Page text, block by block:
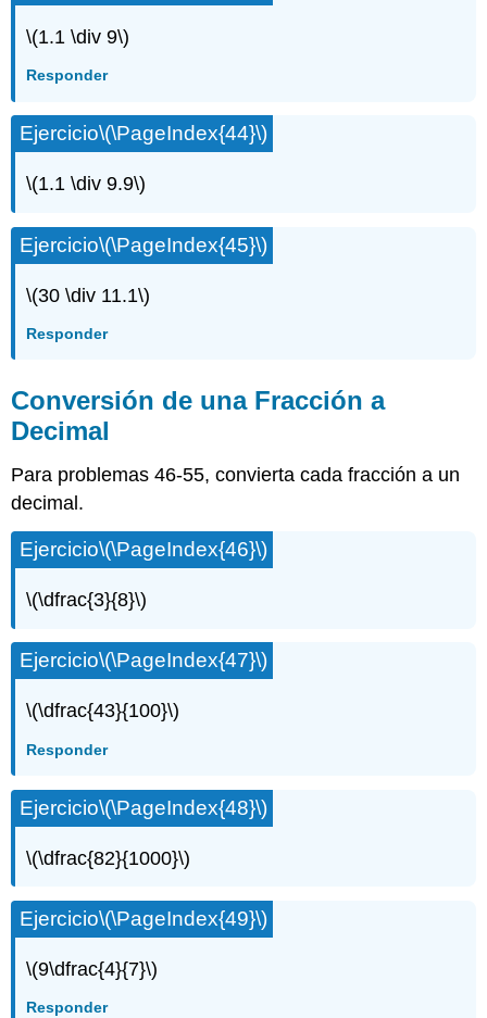
\(1.1 \div 9\)
Responder
Ejercicio\(\PageIndex{44}\)
\(1.1 \div 9.9\)
Ejercicio\(\PageIndex{45}\)
\(30 \div 11.1\)
Responder
Conversión de una Fracción a
Decimal
Para problemas 46-55, convierta cada fracción a un
decimal.
Ejercicio\(\PageIndex{46}\)
\(\dfrac{3}{8}\)
Ejercicio\(\PageIndex{47}\)
\(\dfrac{43}{100}\)
Responder
Ejercicio\(\PageIndex{48}\)
\(\dfrac{82}{1000}\)
Ejercicio\(\PageIndex{49}\)
\(9\dfrac{4}{7}\)
Responder